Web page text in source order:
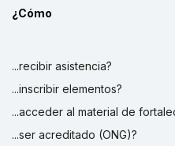
¿Cómo
...recibir asistencia?
...inscribir elementos?
...acceder al material de
...ser acreditado (ONG)?